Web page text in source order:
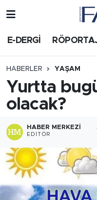
E-DERGİ
HABERLER YAŞAM
Yurtta
olacak?
HABER MERKEZI
EDITÖR
HABER
Nöbetçi
Trafik Durumu
Süper Lig Puan
Tüm Manşetler
Son Dakika
Haber Arşivi